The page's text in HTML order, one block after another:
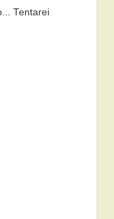
Tentarei